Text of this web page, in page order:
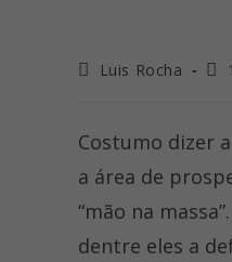
AutorLuis Rocha
Costumo dizer
a área de
“mão na
dentre eles a